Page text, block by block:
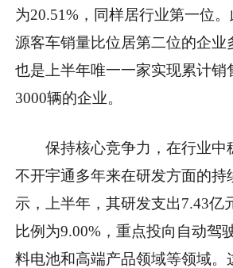
为20.51%，同样居行业第一位
源客车销量比位居第二位的企业
也是上半年唯一一家实现累计销
3000辆的企业。
保持核心竞争力，在行业中
不开宇通多年来在研发方面的持
示，上半年，其研发支出7.43亿
比例为9.00%，重点投向自动驾
料电池和高端产品领域等领域。